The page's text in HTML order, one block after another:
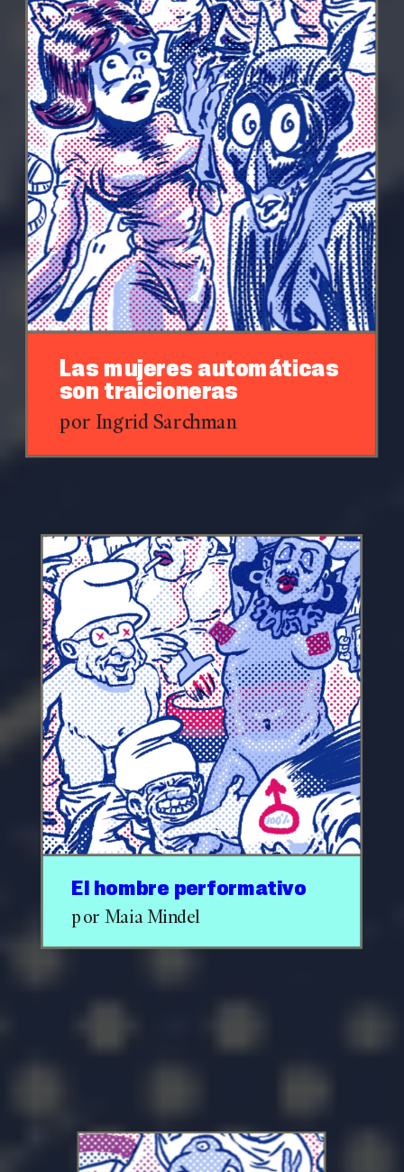
Las mujeres automáticas
son traicioneras
por Ingrid Sarchman
El hombre performativo
por Maia Mindel